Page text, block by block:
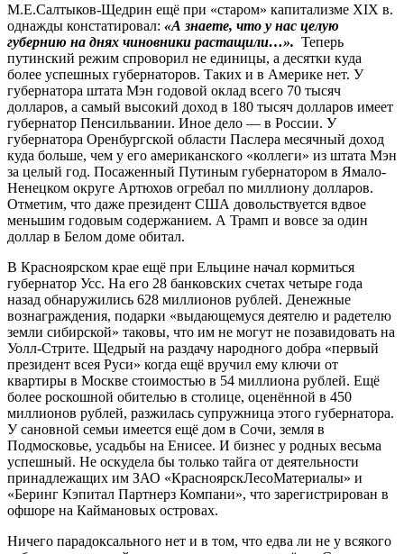
М.Е.Салтыков-Щедрин ещё при «старом» капитализме XIX в.
однажды констатировал: «А знаете, что у нас целую
губернию на днях чиновники растащили…». Теперь
путинский режим спроворил не единицы, а десятки куда
более успешных губернаторов. Таких и в Америке нет. У
губернатора штата Мэн годовой оклад всего 70 тысяч
долларов, а самый высокий доход в 180 тысяч долларов имеет
губернатор Пенсильвании. Иное дело — в России. У
губернатора Оренбургской области Паслера месячный доход
куда больше, чем у его американского «коллеги» из штата Мэн
за целый год. Посаженный Путиным губернатором в Ямало-
Ненецком округе Артюхов огребал по миллиону долларов.
Отметим, что даже президент США довольствуется вдвое
меньшим годовым содержанием. А Трамп и вовсе за один
доллар в Белом доме обитал.
В Красноярском крае ещё при Ельцине начал кормиться
губернатор Усс. На его 28 банковских счетах четыре года
назад обнаружились 628 миллионов рублей. Денежные
вознаграждения, подарки «выдающемуся деятелю и радетелю
земли сибирской» таковы, что им не могут не позавидовать на
Уолл-Стрите. Щедрый на раздачу народного добра «первый
президент всея Руси» когда ещё вручил ему ключи от
квартиры в Москве стоимостью в 54 миллиона рублей. Ещё
более роскошной обителью в столице, оценённой в 450
миллионов рублей, разжилась супружница этого губернатора.
У сановной семьи имеется ещё дом в Сочи, земля в
Подмосковье, усадьбы на Енисее. И бизнес у родных весьма
успешный. Не оскудела бы только тайга от деятельности
принадлежащих им ЗАО «КрасноярскЛесоМатериалы» и
«Беринг Кэпитал Партнерз Компани», что зарегистрирован в
офшоре на Каймановых островах.
Ничего парадоксального нет и в том, что едва ли не у всякого